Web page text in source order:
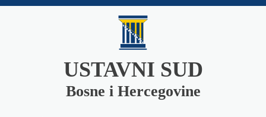
USTAVNI SUD
Bosne i Hercegovine